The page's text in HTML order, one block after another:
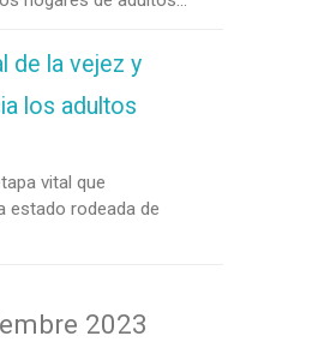
de la vejez y
los adultos
vital que
estado rodeada de
2023